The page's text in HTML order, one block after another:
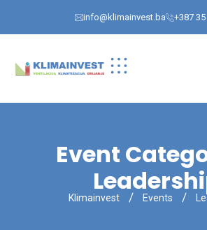
info@klimainvest.ba +387
Event
Klimainvest Events